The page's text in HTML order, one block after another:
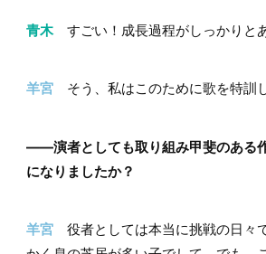
青木すごい！成長過程がしっかりとあ
羊宮 そう、私はこのために歌を特訓
――演者としても取り組み甲斐のある
になりましたか？
羊宮 役者としては本当に挑戦の日々